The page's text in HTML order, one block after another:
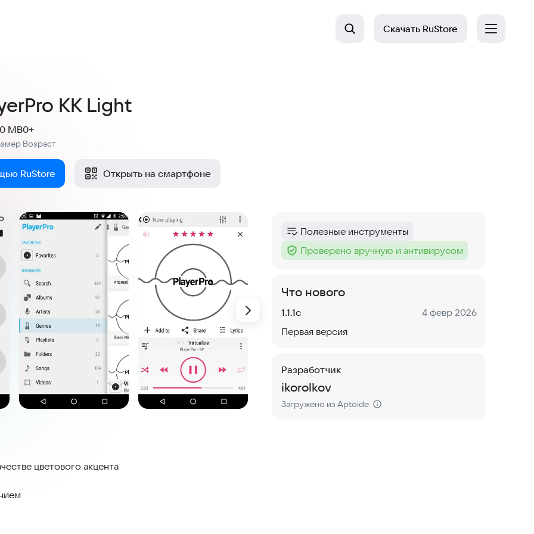
Скачать RuStore
KK Light
MB
Возраст
0+
RuStore Открыть на смартфоне
цветового акцента
Категория:
Полезные инструменты
Тег :
Проверено вручную и антивирусом
Что нового
Версия:
1.1.1c Дата:
4 февр 2026
Первая версия
Разработчик
ikorolkov
Загружено из Aptoide